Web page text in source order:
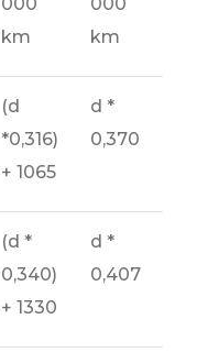
km
km
(d
*0,316)
+ 1065
d *
0,370
(d *
0,340)
+ 1330
d *
0,407